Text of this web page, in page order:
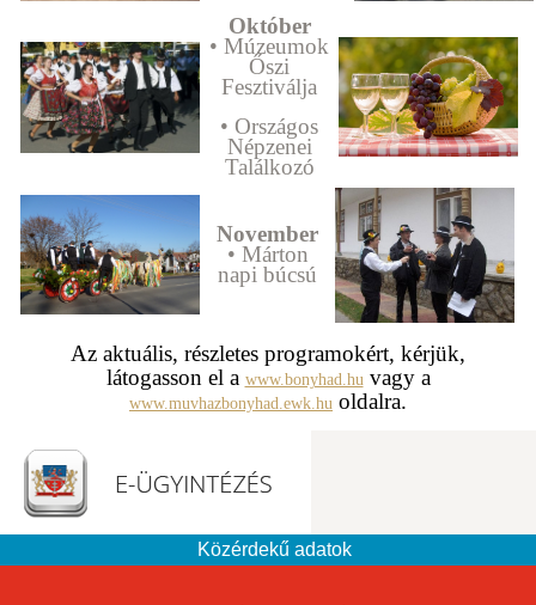
Október
• Múzeumok
Őszi
Fesztiválja
• Országos
Népzenei
Találkozó
November
• Márton
napi búcsú
Az aktuális, részletes programokért, kérjük,
látogasson el a www.bonyhad.hu vagy a
www.muvhazbonyhad.ewk.hu oldalra.
Közérdekű adatok